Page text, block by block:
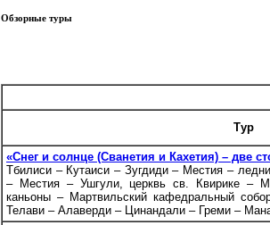
Обзорные туры
Тур
«Снег и солнце (Сванетия и Кахетия) – две
Тбилиси – Кутаиси – Зугдиди – Местия –
– Местия – Ушгули, церквь св. Квирике –
каньоны – Мартвильский кафедральный
Телави – Алаверди – Цинандали – Греми –